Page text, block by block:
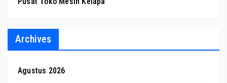
Archives
Agustus 2026